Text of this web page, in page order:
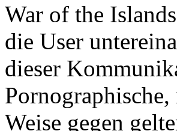
War of the
die User
dieser
Weise gegen